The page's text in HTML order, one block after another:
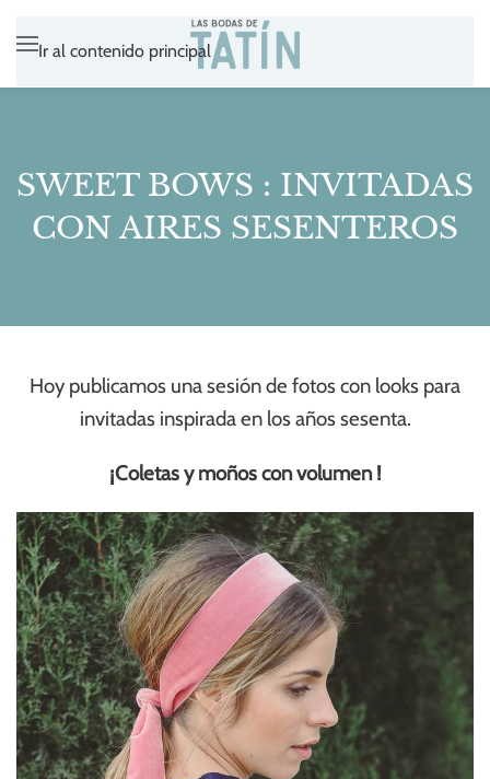
Ir al contenido principal
SWEET BOWS : INVITADAS
CON AIRES SESENTEROS
Hoy publicamos una sesión de fotos con looks para
invitadas inspirada en los años sesenta.
¡Coletas y moños con volumen !